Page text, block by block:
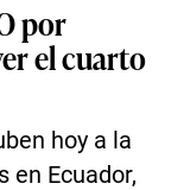
por
el cuarto
hoy a la
en Ecuador,